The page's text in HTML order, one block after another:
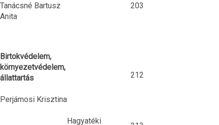
Tanácsné Bartusz
Anita
Birtokvédelem,
környezetvédelem,
állattartás
Perjámosi Krisztina
Hagyatéki
203
212